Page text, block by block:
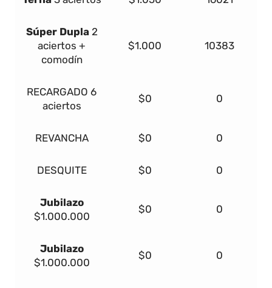
Súper Dupla 2
aciertos +
comodín
$1.000 10383
RECARGADO 6
aciertos
$0 0
REVANCHA $0 0
DESQUITE $0 0
Jubilazo
$1.000.000
$0 0
Jubilazo
$1.000.000
$0 0